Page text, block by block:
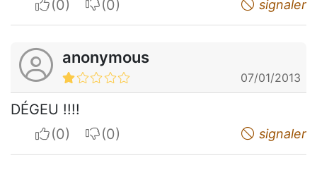
I apreciateI do not appreciate signaler
anonymous
07/01/2013
DÉGEU !!!!
I apreciateI do not appreciate signaler